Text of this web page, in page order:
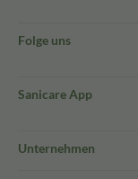
Folge uns
Sanicare App
Unternehmen